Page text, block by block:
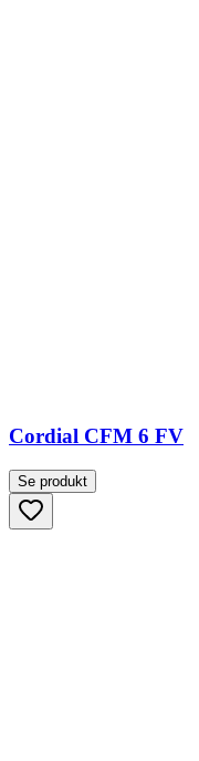
Cordial CFM 6 FV
Se produkt